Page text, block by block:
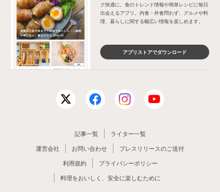
ク快適に。食のトレンド情報や簡単レシピに毎日
出会えるアプリ。内食・外食問わず、グルメや料
理、暮らしに関する幅広い情報を楽しめます。
アプリストアでダウンロード
記事一覧
ライター一覧
運営会社
お問い合わせ
プレスリリースのご送付
利用規約
プライバシーポリシー
料理をおいしく、安全に楽しむために